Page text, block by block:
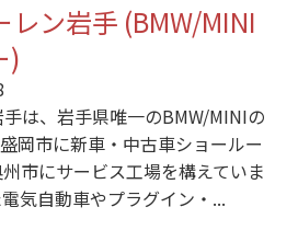
ン岩手 (BMW/MINI
)
は、岩手県唯一のBMW/MINIの
岡市に新車・中古車ショールー
市にサービス工場を構えていま
気自動車やプラグイン・...